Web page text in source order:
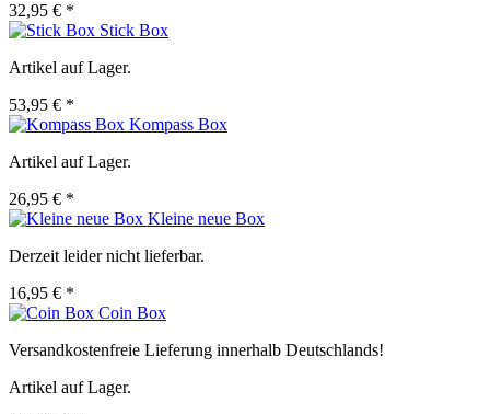
32,95 € *
Stick Box
Artikel auf Lager.
53,95 € *
Kompass Box
Artikel auf Lager.
26,95 € *
Kleine neue Box
Derzeit leider nicht lieferbar.
16,95 € *
Coin Box
Versandkostenfreie Lieferung innerhalb Deutschlands!
Artikel auf Lager.